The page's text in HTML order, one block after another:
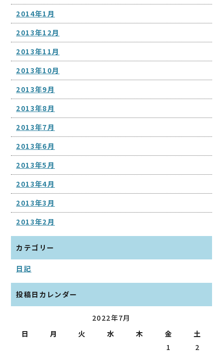
2014年1月
2013年12月
2013年11月
2013年10月
2013年9月
2013年8月
2013年7月
2013年6月
2013年5月
2013年4月
2013年3月
2013年2月
カテゴリー
日記
投稿日カレンダー
2022年7月
日
月 火 水 木 金
土
1
2